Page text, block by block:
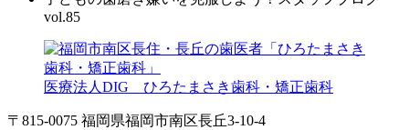
vol.85
医療法人DIG ひろたまさき歯科・矯正歯科
〒815-0075 福岡県福岡市南区長丘3-10-4